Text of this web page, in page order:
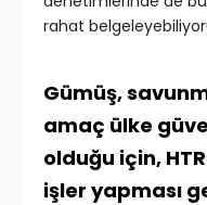
rahat
Gümüş,
amaç ülke
olduğu için,
işler yapması